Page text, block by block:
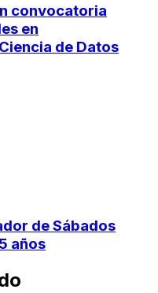
convocatoria
en
de Datos
de Sábados
años